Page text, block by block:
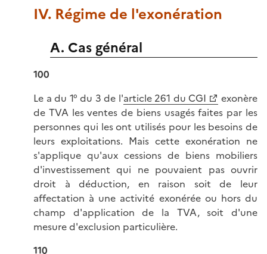
IV. Régime de l'exonération
A. Cas général
100
Le a du 1° du 3 de l'article 261 du CGI
exonère
de TVA les ventes de biens usagés faites par les
personnes qui les ont utilisés pour les besoins de
leurs exploitations. Mais cette exonération ne
s'applique qu'aux cessions de biens mobiliers
d'investissement qui ne pouvaient pas ouvrir
droit à déduction, en raison soit de leur
affectation à une activité exonérée ou hors du
champ d'application de la TVA, soit d'une
mesure d'exclusion particulière.
110